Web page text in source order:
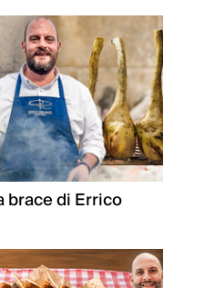
brace di Errico